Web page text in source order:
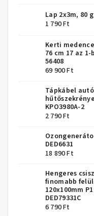
Lap 2x3m, 80
1 790 Ft
Kerti
76 cm 17 az
56408
69 900 Ft
Tápkábel
KPO3980A-2
2 790 Ft
DED6631
18 890 Ft
Hengeres
finomabb
120x100mm
DED79331C
6 790 Ft